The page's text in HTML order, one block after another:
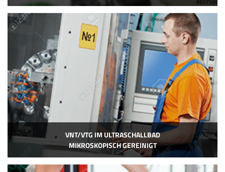
VNT/VTG IM ULTRASCHALLBAD
MIKROSKOPISCH GEREINIGT